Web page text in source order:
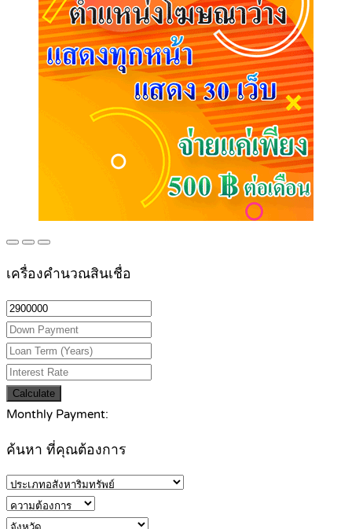
เครื่องคำนวณสินเชื่อ
Calculate
Monthly Payment:
ค้นหา ที่คุณต้องการ